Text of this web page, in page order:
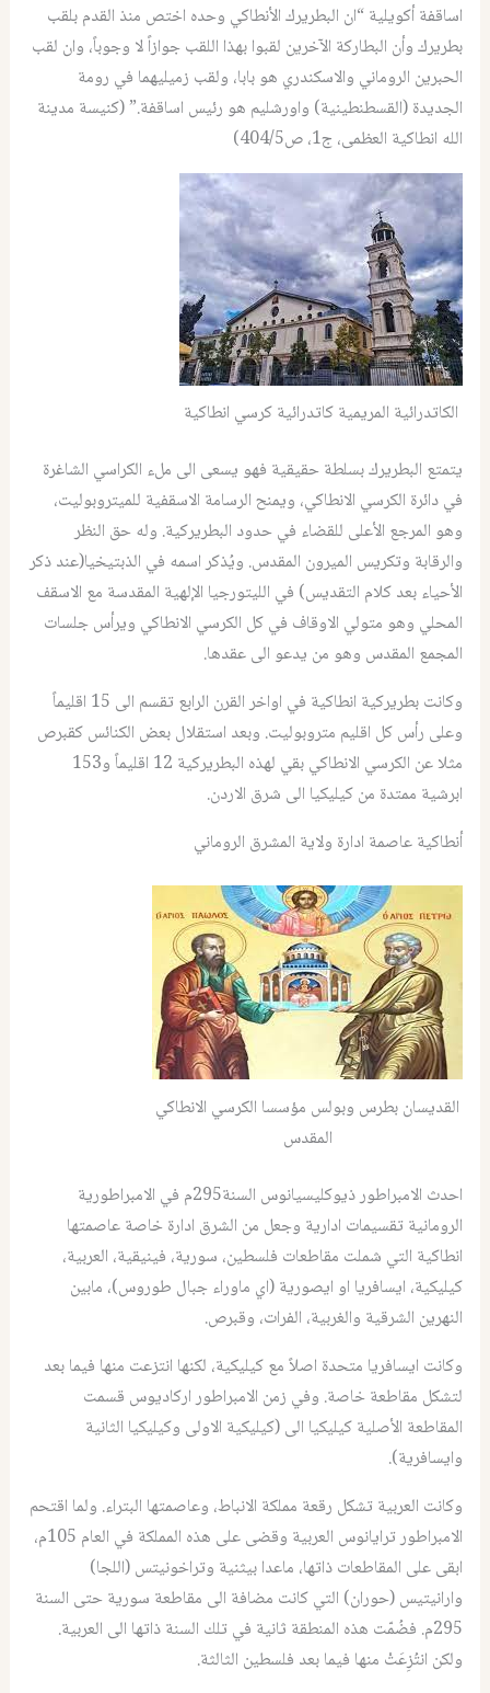
اساقفة أكويلية “ان البطريرك الأنطاكي وحده اختص منذ القدم بلقب
بطريرك وأن البطاركة الآخرين لقبوا بهذا اللقب جوازاً لا وجوباً، وان لقب
الحبرين الروماني والاسكندري هو بابا، ولقب زميليهما في رومة
الجديدة (القسطنطينية) واورشليم هو رئيس اساقفة.” (كنيسة مدينة
الله انطاكية العظمى، ج1، ص404/5)
الكاتدرائية المريمية كاتدرائية كرسي انطاكية
يتمتع البطريرك بسلطة حقيقية فهو يسعى الى ملء الكراسي الشاغرة
في دائرة الكرسي الانطاكي، ويمنح الرسامة الاسقفية للميتروبوليت،
وهو المرجع الأعلى للقضاء في حدود البطريركية. وله حق النظر
والرقابة وتكريس الميرون المقدس. ويُذكر اسمه في الذبتيخيا(عند ذكر
الأحياء بعد كلام التقديس) في الليتورجيا الإلهية المقدسة مع الاسقف
المحلي وهو متولي الاوقاف في كل الكرسي الانطاكي ويرأس جلسات
المجمع المقدس وهو من يدعو الى عقدها.
وكانت بطريركية انطاكية في اواخر القرن الرابع تقسم الى 15 اقليماً
وعلى رأس كل اقليم متروبوليت. وبعد استقلال بعض الكنائس كقبرص
مثلا عن الكرسي الانطاكي بقي لهذه البطريركية 12 اقليماً و153
ابرشية ممتدة من كيليكيا الى شرق الاردن.
أنطاكية عاصمة ادارة ولاية المشرق الروماني
القديسان بطرس وبولس مؤسسا الكرسي الانطاكي
المقدس
احدث الامبراطور ذيوكليسيانوس السنة295م في الامبراطورية
الرومانية تقسيمات ادارية وجعل من الشرق ادارة خاصة عاصمتها
انطاكية التي شملت مقاطعات فلسطين، سورية، فينيقية، العربية،
كيليكية، ايسافريا او ايصورية (اي ماوراء جبال طوروس)، مابين
النهرين الشرقية والغربية، الفرات، وقبرص.
وكانت ايسافريا متحدة اصلاً مع كيليكية، لكنها انتزعت منها فيما بعد
لتشكل مقاطعة خاصة. وفي زمن الامبراطور اركاديوس قسمت
المقاطعة الأصلية كيليكيا الى (كيليكية الاولى وكيليكيا الثانية
وايسافرية).
وكانت العربية تشكل رقعة مملكة الانباط، وعاصمتها البتراء. ولما اقتحم
الامبراطور ترايانوس العربية وقضى على هذه المملكة في العام 105م،
ابقى على المقاطعات ذاتها، ماعدا بيثنية وتراخونيتس (اللجا)
وارانيتيس (حوران) التي كانت مضافة الى مقاطعة سورية حتى السنة
295م. فضُمّت هذه المنطقة ثانية في تلك السنة ذاتها الى العربية.
ولكن انتُزِعَتْ منها فيما بعد فلسطين الثالثة.